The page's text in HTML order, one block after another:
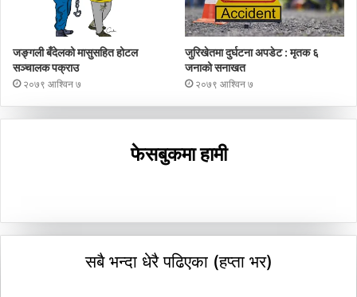
जङ्गली बँदेलको मासुसहित होटल
सञ्चालक पक्राउ
२०७९ आश्विन ७
जुरिखेतमा दुर्घटना अपडेट : मृतक ६
जनाको सनाखत
२०७९ आश्विन ७
फेसबुकमा हामी
सबै भन्दा धेरै पढिएका (हप्ता भर)